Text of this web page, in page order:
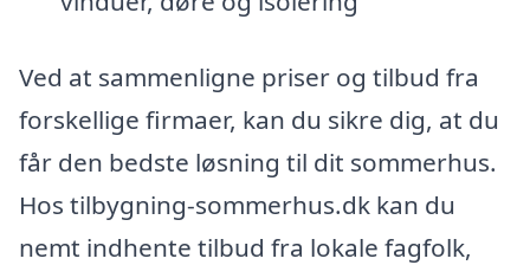
Ved at sammenligne priser og tilbud fra
forskellige firmaer, kan du sikre dig, at du
får den bedste løsning til dit sommerhus.
Hos tilbygning-sommerhus.dk kan du
nemt indhente tilbud fra lokale fagfolk,